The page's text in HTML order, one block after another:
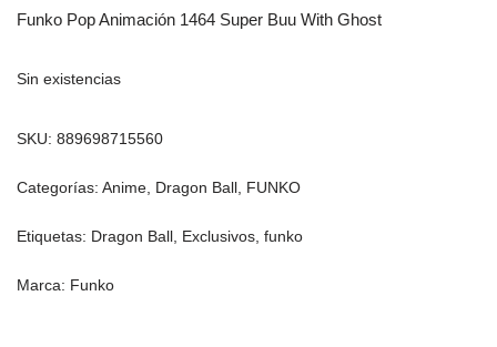
Funko Pop Animación 1464 Super Buu With Ghost
Sin existencias
SKU: 889698715560
Categorías: Anime Dragon Ball FUNKO
Etiquetas: Dragon Ball Exclusivos funko
Marca: Funko